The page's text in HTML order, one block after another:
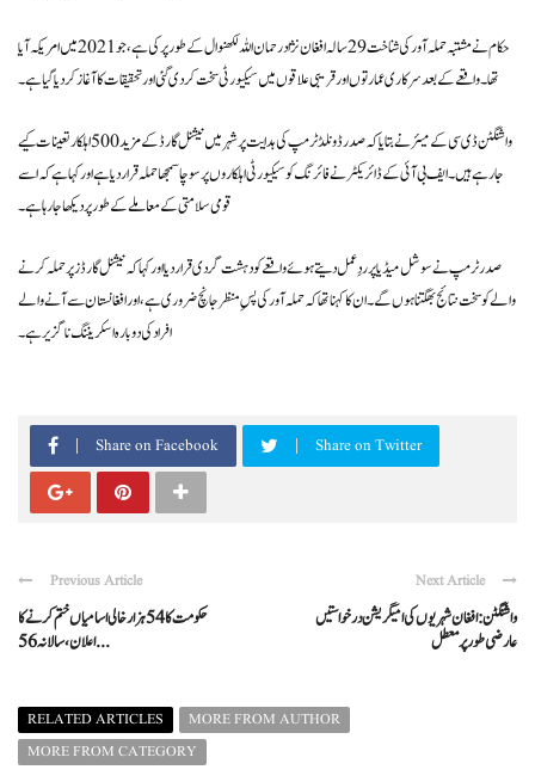
حکام نے مشتبہ حملہ آور کی شناخت 29 سالہ افغان نژاد رحمان اللہ لکھنوال کے طور پر کی ہے، جو 2021 میں امریکہ آیا
تھا۔ واقعے کے بعد سرکاری عمارتوں اور قریبی علاقوں میں سیکیورٹی سخت کردی گئی اور تحقیقات کا آغاز کردیا گیا ہے۔
واشنگٹن ڈی سی کے میئر نے بتایا کہ صدر ڈونلڈ ٹرمپ کی ہدایت پر شہر میں نیشنل گارڈ کے مزید 500 اہلکار تعینات کیے
جارہے ہیں۔ ایف بی آئی کے ڈائریکٹر نے فائرنگ کو سیکیورٹی اہلکاروں پر سوچا سمجھا حملہ قرار دیا ہے اور کہا ہے کہ اسے
قومی سلامتی کے معاملے کے طور پر دیکھا جارہا ہے۔
صدر ٹرمپ نے سوشل میڈیا پر ردِعمل دیتے ہوئے واقعے کو دہشت گردی قرار دیا اور کہا کہ نیشنل گارڈز پر حملہ کرنے
والے کو سخت نتائج بھگتنا ہوں گے۔ ان کا کہنا تھا کہ حملہ آور کی پسِ منظر جانچ ضروری ہے، اور افغانستان سے آنے والے
افراد کی دوبارہ اسکریننگ ناگزیر ہے۔
Share on Facebook Share on Twitter
Previous Article
حکومت کا 54 ہزار خالی اسامیاں ختم کرنے کا
اعلان، سالانہ 56 ...
Next Article
واشنگٹن: افغان شہریوں کی امیگریشن درخواستیں
عارضی طور پر معطل
RELATED ARTICLES
MORE FROM AUTHOR
MORE FROM CATEGORY